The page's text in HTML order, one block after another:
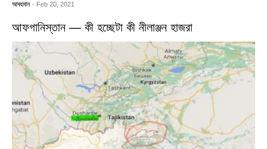
আবহমান - Feb 20, 2021
আফগানিস্তান — কী হচ্ছেটা কী নীলাঞ্জন হাজরা